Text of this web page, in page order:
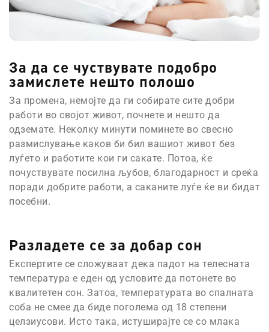
За да се чуствувате подобро
замислете нешто полошо
За промена, немојте да ги собирате сите добри
работи во својот живот, почнете и нешто да
одземате. Неколку минути поминете во свесно
размислување каков би бил вашиот живот без
луѓето и работите кои ги сакате. Потоа, ќе
почуствувате посилна љубов, благодарност и среќа
поради добрите работи, а саканите луѓе ќе ви бидат
посебни.
Разладете се за добар сон
Експертите се сложуваат дека падот на телесната
температура е еден од условите да потонете во
квалитетен сон. Затоа, температурата во спалната
соба не смее да биде поголема од 18 степени
целзиусови. Исто така, истуширајте се со млака